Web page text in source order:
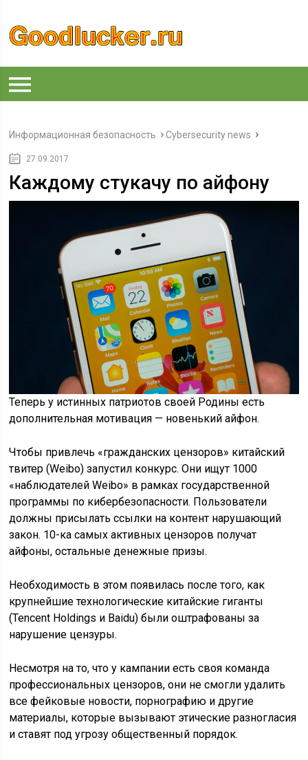
Информационная безопасность Cybersecurity news
27.09.2017
Каждому стукачу по айфону
Теперь у истинных патриотов своей Родины есть
дополнительная мотивация — новенький айфон.
Чтобы привлечь «гражданских цензоров» китайский
твитер (Weibo) запустил конкурс. Они ищут 1000
«наблюдателей Weibo» в рамках государственной
программы по кибербезопасности. Пользователи
должны присылать ссылки на контент нарушающий
закон. 10-ка самых активных цензоров получат
айфоны, остальные денежные призы.
Необходимость в этом появилась после того, как
крупнейшие технологические китайские гиганты
(Tencent Holdings и Baidu) были оштрафованы за
нарушение цензуры.
Несмотря на то, что у кампании есть своя команда
профессиональных цензоров, они не смогли удалить
все фейковые новости, порнографию и другие
материалы, которые вызывают этические разногласия
и ставят под угрозу общественный порядок.